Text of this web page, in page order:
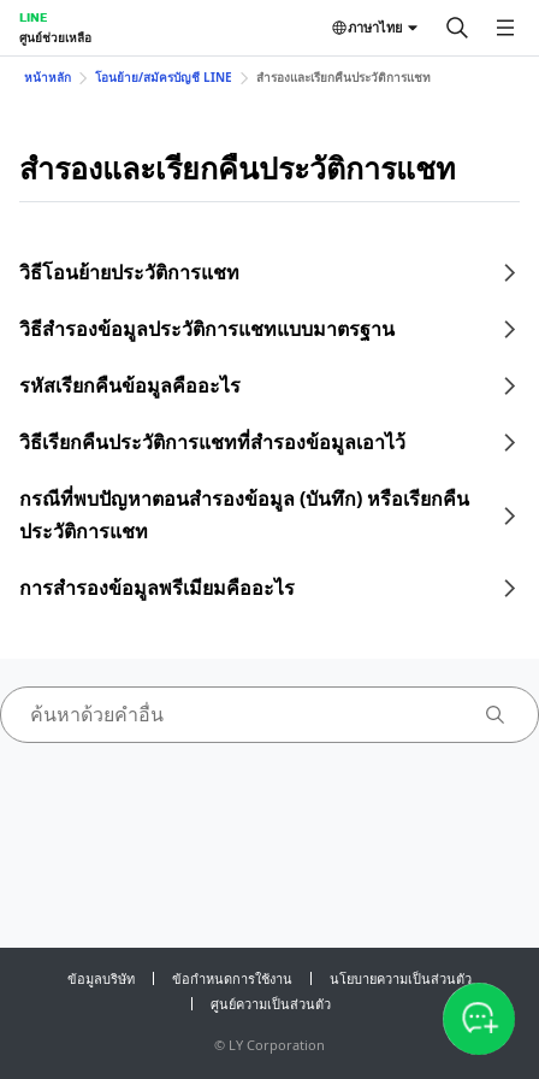
LINE
ศูนย์ช่วยเหลือ
ภาษาไทย
หน้าหลัก โอนย้าย/สมัครบัญชี LINE สำรองและเรียกคืนประวัติการแชท
สำรองและเรียกคืนประวัติการแชท
วิธีโอนย้ายประวัติการแชท
วิธีสำรองข้อมูลประวัติการแชทแบบมาตรฐาน
รหัสเรียกคืนข้อมูลคืออะไร
วิธีเรียกคืนประวัติการแชทที่สำรองข้อมูลเอาไว้
กรณีที่พบปัญหาตอนสำรองข้อมูล (บันทึก) หรือเรียกคืน
ประวัติการแชท
การสำรองข้อมูลพรีเมียมคืออะไร
ข้อมูลบริษัท ข้อกำหนดการใช้งาน
นโยบายความเป็นส่วนตัว
ศูนย์ความเป็นส่วนตัว
© LY Corporation